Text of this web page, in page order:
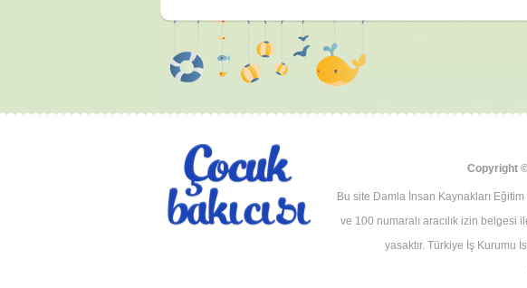
yaralar yoluyla da cilde
Bit (pedikulus) düzenli
noktasında bitlenmiştir. Ço
Güneş Yanığı
Güneşin morötesi
bir yanığa denk gelir.
Copyright ©
Bu site Damla İnsan Kaynakları
ve 100 numaralı aracılık izin belgesi
yasaktır. Türkiye İş Kurumu